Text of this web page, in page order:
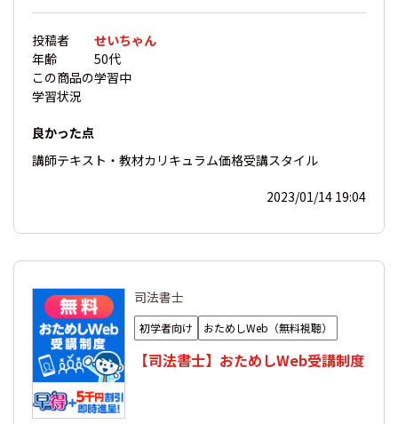
投稿者
せいちゃん
年齢
50代
この商品の
学習状況
学習中
良かった点
講師テキスト・教材カリキュラム価格受講スタイル
2023/01/14 19:04
司法書士
初学者向け おためしWeb（無料視聴）
【司法書士】おためしWeb受講制度